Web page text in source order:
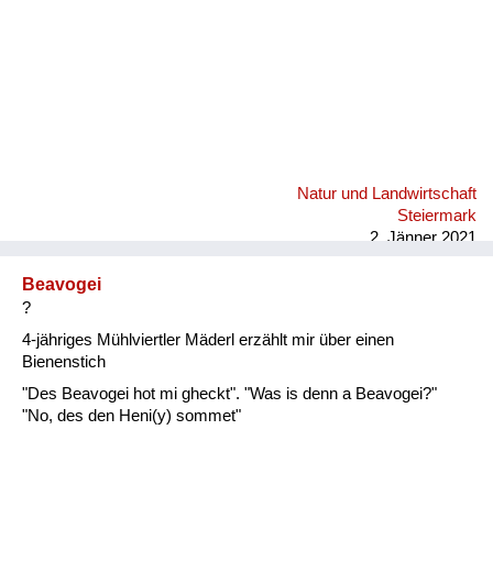
Natur und Landwirtschaft
Steiermark
2. Jänner 2021
Beavogei
?
4-jähriges Mühlviertler Mäderl erzählt mir über einen
Bienenstich
"Des Beavogei hot mi gheckt". "Was is denn a Beavogei?"
"No, des den Heni(y) sommet"